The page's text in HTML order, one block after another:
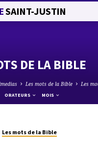
SAINT-JUSTIN
DE LA BIBLE
Les mots de la Bible Les
ORATEURS MOIS
Les mots de la Bible